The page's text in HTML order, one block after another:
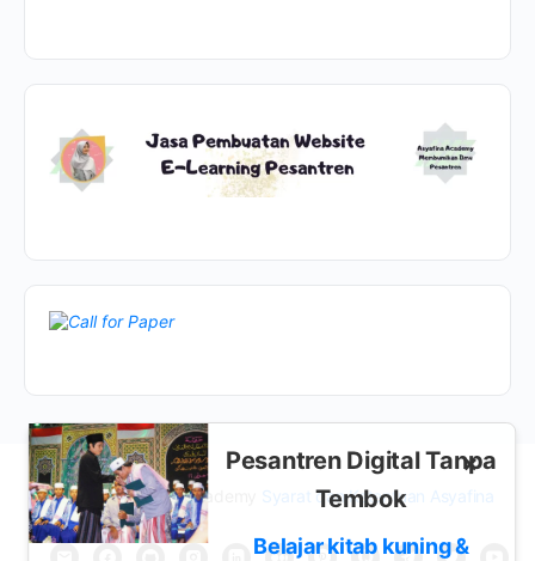
×
Pesantren Digital Tanpa
Tembok
Belajar kitab kuning &
© 2026 - Asyafina Academy Syarat dan Ketentuan Asyafina